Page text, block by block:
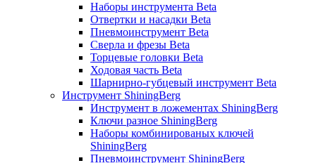
Наборы инструмента Beta
Отвертки и насадки Beta
Пневмоинструмент Beta
Сверла и фрезы Beta
Торцевые головки Beta
Ходовая часть Beta
Шарнирно-губцевый инструмент Beta
Инструмент ShiningBerg
Инструмент в ложементах ShiningBerg
Ключи разное ShiningBerg
Наборы комбинированых ключей
ShiningBerg
Пневмоинструмент ShiningBerg